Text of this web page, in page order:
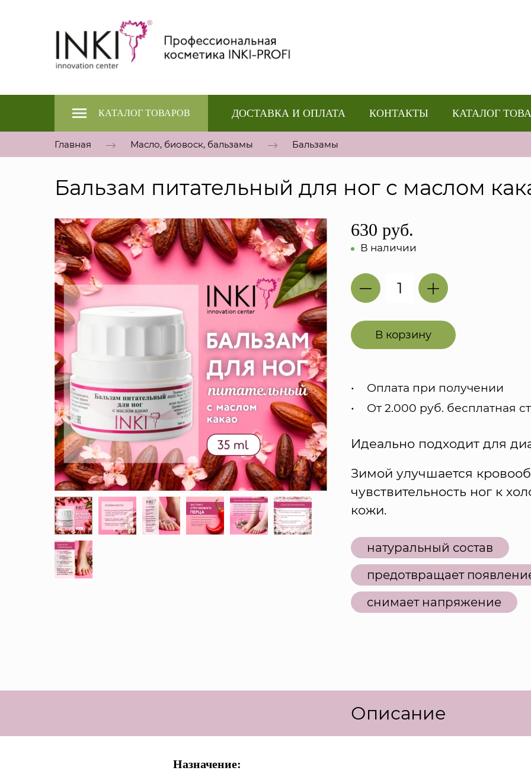
КАТАЛОГ ТОВАРОВ ДОСТАВКА И ОПЛАТА КОНТАКТЫ КАТАЛОГ
Главная Масло, биовоск, бальзамы Бальзамы
Бальзам питательный для ног с маслом
630 руб.
В наличии
В корзину
Оплата при получении
От 2.000 руб. бесплатная
Идеально подходит для
Зимой улучшается
чувствительность ног к
кожи.
натуральный состав
предотвращает
снимает напряжение
Описание
Назначение: